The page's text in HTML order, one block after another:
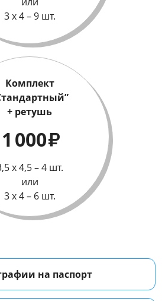
3 х 4 – 9 шт.
Комплект
+ ретушь
1 000₽
х 4,5 – 4 шт.
или
3 х 4 – 6 шт.
на паспорт